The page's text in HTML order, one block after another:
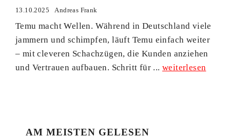
13.10.2025 Andreas Frank
Temu macht Wellen. Während in Deutschland viele
jammern und schimpfen, läuft Temu einfach weiter
– mit cleveren Schachzügen, die Kunden anziehen
und Vertrauen aufbauen. Schritt für ... weiterlesen
AM MEISTEN GELESEN